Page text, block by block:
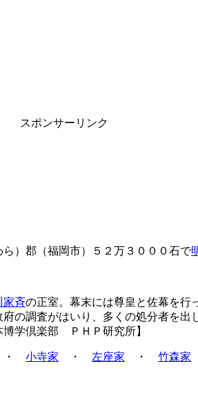
スポンサーリンク
ら）郡（福岡市）５２万３０００石で
家斉の正室。幕末には尊皇と佐幕を行
の調査がはいり、多くの処分者を
学倶楽部 ＰＨＰ研究所】
小寺家 ・ 左座家 ・ 竹森家